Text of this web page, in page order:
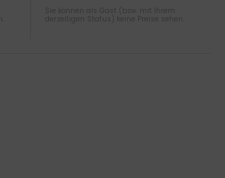
Sie können als Gast (bzw. mit Ihrem
derzeitigen Status) keine Preise sehen.